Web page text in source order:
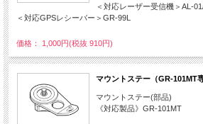
＜対応レーザー受信機＞AL-
＜対応GPSレシーバー＞GR-99L
価格： 1,000円(税抜 910円)
マウントステー（GR-101MT専
マウントステー(部品)
《対応製品》GR-101MT